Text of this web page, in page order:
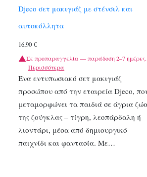
Djeco σετ μακιγιάζ με στένσιλ και
αυτοκόλλητα
16,90 €
Σε προπαραγγελία — παράδοση 2–7 ημέρες.
Περισσότερα
Ένα εντυπωσιακό σετ μακιγιάζ
προσώπου από την εταιρεία Djeco,
μεταμορφώνει τα παιδιά σε άγρια
της ζούγκλας – τίγρη, λεοπάρδαλη ή
λιοντάρι, μέσα από δημιουργικό
παιχνίδι και φαντασία. Με…